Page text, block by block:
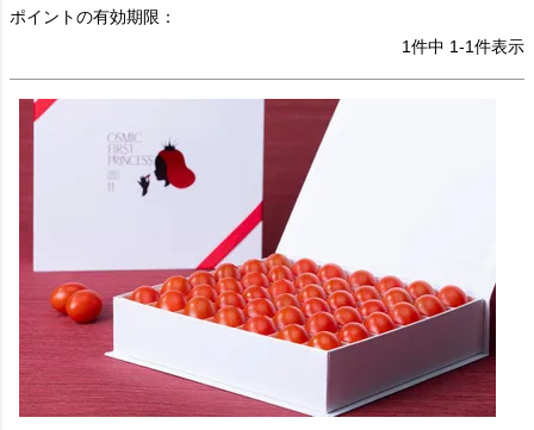
ポイントの有効期限：
1件中 1-1件表示